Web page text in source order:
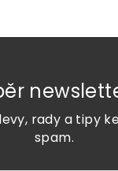
rady a tipy
spam.